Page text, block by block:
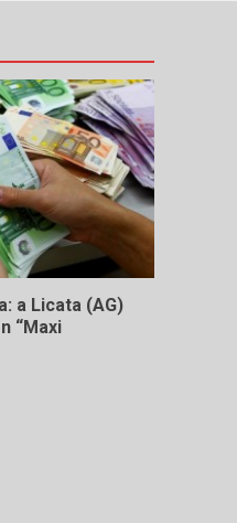
a Licata (AG)
“Maxi